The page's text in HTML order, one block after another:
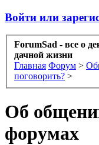
Войти или
ForumSad - все о
дачной жизни
Главная Форум >
поговорить? >
Об
форумах